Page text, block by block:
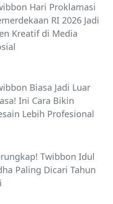
Hari Proklamasi
RI 2026 Jadi
Kreatif di Media
Biasa Jadi Luar
Ini Cara Bikin
Lebih Profesional
Twibbon Idul
Paling Dicari Tahun